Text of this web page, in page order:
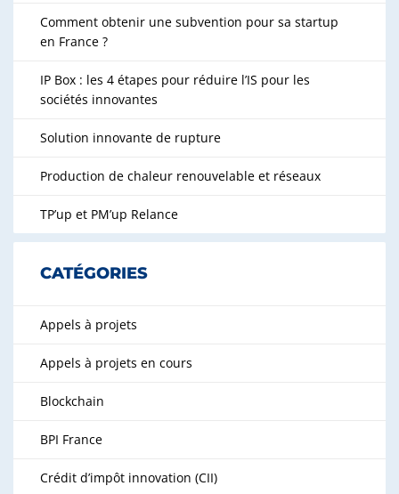
Comment obtenir une subvention pour sa startup
en France ?
IP Box : les 4 étapes pour réduire l’IS pour les
sociétés innovantes
Solution innovante de rupture
Production de chaleur renouvelable et réseaux
TP’up et PM’up Relance
CATÉGORIES
Appels à projets
Appels à projets en cours
Blockchain
BPI France
Crédit d’impôt innovation (CII)